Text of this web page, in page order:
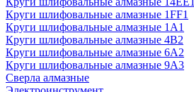
Круги шлифовальные алмазные 1FF1
Круги шлифовальные алмазные 1А1
Круги шлифовальные алмазные 4В2
Круги шлифовальные алмазные 6A2
Круги шлифовальные алмазные 9А3
Сверла алмазные